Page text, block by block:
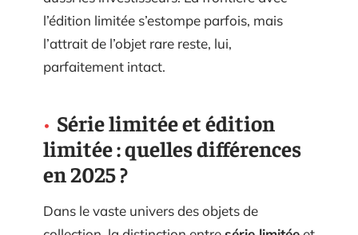
l’édition limitée s’estompe parfois, mais
l’attrait de l’objet rare reste, lui,
parfaitement intact.
Série limitée et édition
limitée : quelles différences
en 2025 ?
Dans le vaste univers des objets de